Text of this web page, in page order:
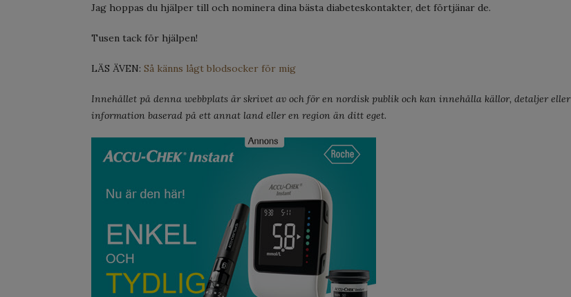
Jag hoppas du hjälper till och nominera dina bästa diabeteskontakter, det förtjänar de.
Tusen tack för hjälpen!
LÄS ÄVEN: Så känns lågt blodsocker för mig
Innehållet på denna webbplats är skrivet av och för en nordisk publik och kan innehålla källor, detaljer eller
information baserad på ett annat land eller en region än ditt eget.